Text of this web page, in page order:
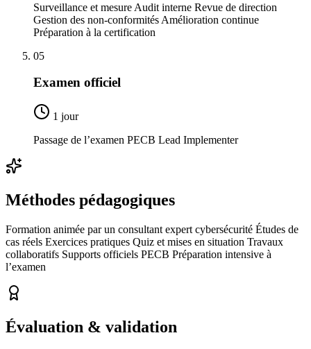
Surveillance et mesure Audit interne Revue de direction
Gestion des non-conformités Amélioration continue
Préparation à la certification
05
Examen officiel
1 jour
Passage de l’examen PECB Lead Implementer
Méthodes pédagogiques
Formation animée par un consultant expert cybersécurité Études de
cas réels Exercices pratiques Quiz et mises en situation Travaux
collaboratifs Supports officiels PECB Préparation intensive à
l’examen
Évaluation & validation